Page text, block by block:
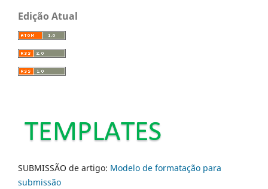
Edição Atual
SUBMISSÃO de artigo: Modelo de formatação para
submissão